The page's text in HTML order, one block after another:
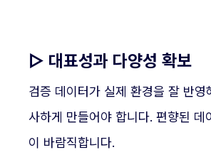
▷ 대표성과 다양성 확보
검증 데이터가 실제 환경을 잘 반
사하게 만들어야 합니다. 편향된
이 바람직합니다.